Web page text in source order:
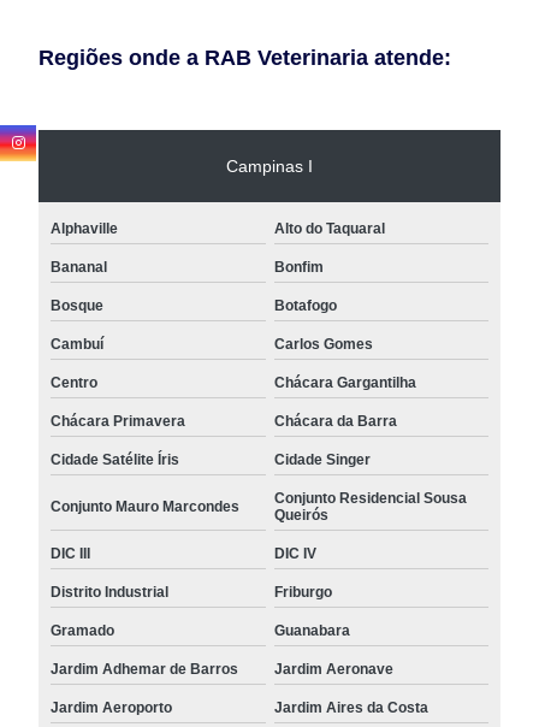
Regiões onde a RAB Veterinaria atende:
Campinas I
Alphaville Alto do Taquaral
Bananal Bonfim
Bosque Botafogo
Cambuí Carlos Gomes
Centro Chácara Gargantilha
Chácara Primavera Chácara da Barra
Cidade Satélite Íris Cidade Singer
Conjunto Mauro Marcondes
Conjunto Residencial Sousa
Queirós
DIC III DIC IV
Distrito Industrial Friburgo
Gramado Guanabara
Jardim Adhemar de Barros Jardim Aeronave
Jardim Aeroporto Jardim Aires da Costa